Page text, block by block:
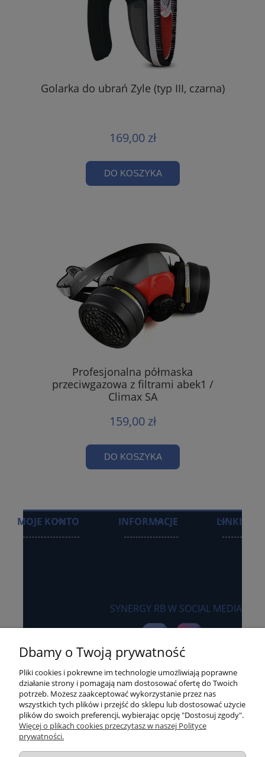
Golarka do ubrań Zyle (typ III, czarna)
169,00 zł
DO KOSZYKA
Profesjonalna półmaska
przeciwgazowa z filtrami abek1 /
Climax SA
159,00 zł
DO KOSZYKA
MOJE KONTO INFORMACJE LINKI
SYNERGY RB W SOCIAL MEDIA
Sklep internetowy synergyrb.pl
czynny:
pon-czw: 8:00 - 16:00
piątek: 8:00 - 15:00
Dbamy o Twoją prywatność
Pliki cookies i pokrewne im technologie umożliwiają poprawne
działanie strony i pomagają nam dostosować ofertę do Twoich
potrzeb. Możesz zaakceptować wykorzystanie przez nas
wszystkich tych plików i przejść do sklepu lub dostosować użycie
plików do swoich preferencji, wybierając opcję "Dostosuj zgody".
Więcej o plikach cookies przeczytasz w naszej Polityce
prywatności.